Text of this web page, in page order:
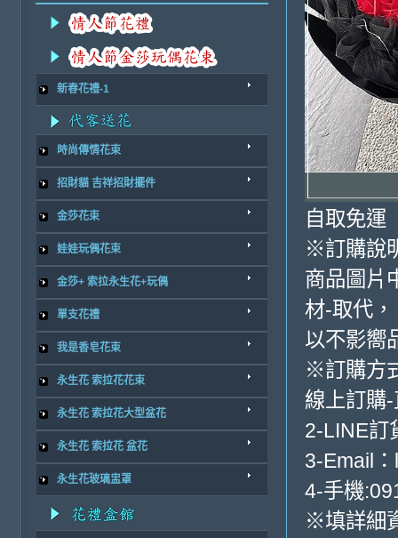
新春花禮-1
時尚傳情花束
招財貓 吉祥招財擺件
金莎花束
娃娃玩偶花束
金莎+ 索拉永生花+玩偶
單支花禮
我是香皂花束
永生花 索拉花花束
永生花 索拉花大型盆花
永生花 索拉花 盆花
永生花玻璃盅罩
自取免運
※訂購說
商品圖片
材-取代，
以不影嚮
※訂購方
線上訂購
2-LINE訂
3-Email
4-手機
※填詳細